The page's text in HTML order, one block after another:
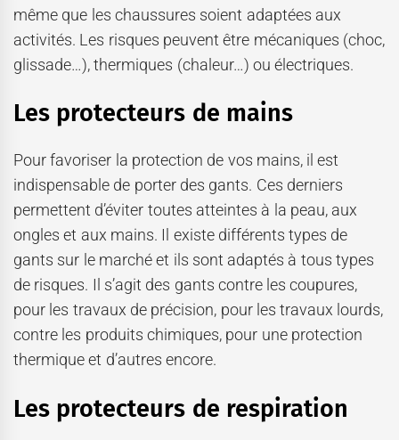
même que les chaussures soient adaptées aux
activités. Les risques peuvent être mécaniques (choc,
glissade…), thermiques (chaleur…) ou électriques.
Les protecteurs de mains
Pour favoriser la protection de vos mains, il est
indispensable de porter des gants. Ces derniers
permettent d’éviter toutes atteintes à la peau, aux
ongles et aux mains. Il existe différents types de
gants sur le marché et ils sont adaptés à tous types
de risques. Il s’agit des gants contre les coupures,
pour les travaux de précision, pour les travaux lourds,
contre les produits chimiques, pour une protection
thermique et d’autres encore.
Les protecteurs de respiration